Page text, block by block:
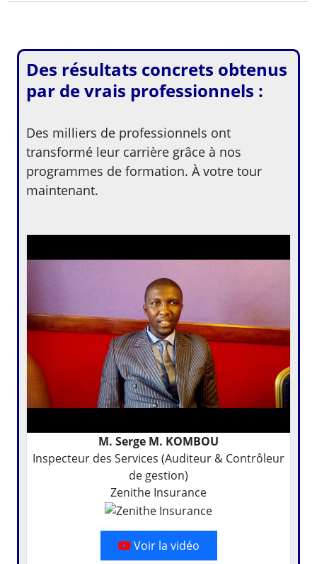
Des résultats concrets obtenus
par de vrais professionnels :
Des milliers de professionnels ont
transformé leur carrière grâce à nos
programmes de formation. À votre tour
maintenant.
M. Serge M. KOMBOU
Inspecteur des Services (Auditeur & Contrôleur
de gestion)
Zenithe Insurance
Voir la vidéo